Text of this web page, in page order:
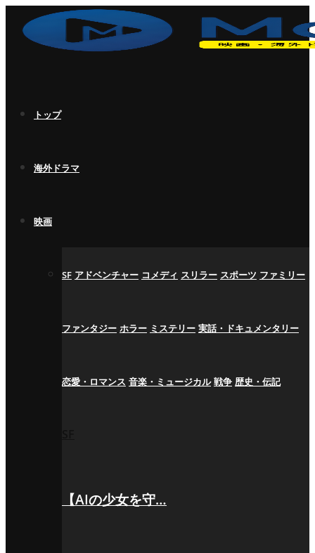
トップ
海外ドラマ
映画
SF アドベンチャー コメディ スリラー スポーツ ファミリー
ファンタジー ホラー ミステリー 実話・ドキュメンタリー
恋愛・ロマンス 音楽・ミュージカル 戦争 歴史・伝記
【AIの少女を守…